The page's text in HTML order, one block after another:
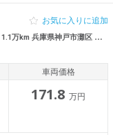
兵庫県神戸市灘区 電動スライドドア
お気に入りに追加
車両価格
171.8 万円